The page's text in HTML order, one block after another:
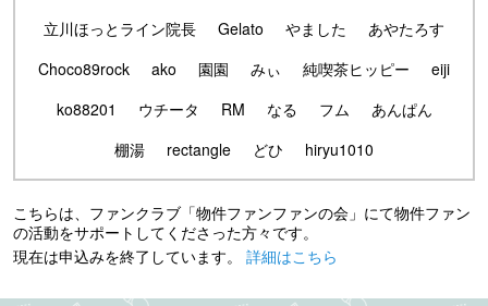
立川ほっとライン院長
Gelato やました
あやたろす
Choco89rock
ako 園園 みぃ 純喫茶ヒッピー
eiji
ko88201
ウチータ RM なる フム
あんぱん
棚湯
rectangle どひ hiryu1010
こちらは、ファンクラブ「物件ファンファンの会」にて物件ファン
の活動をサポートしてくださった方々です。
現在は申込みを終了しています。 詳細はこちら